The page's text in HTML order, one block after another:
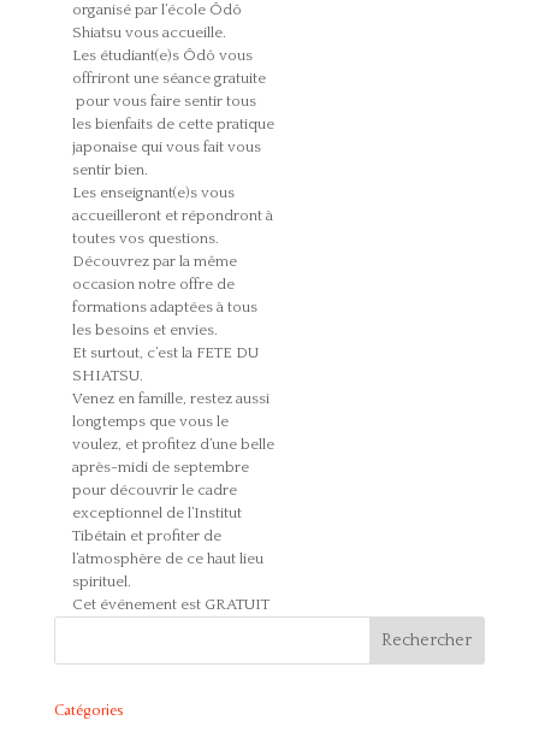
organisé par l’école Ôdô
Shiatsu vous accueille.
Les étudiant(e)s Ôdô vous
offriront une séance gratuite
pour vous faire sentir tous
les bienfaits de cette pratique
japonaise qui vous fait vous
sentir bien.
Les enseignant(e)s vous
accueilleront et répondront à
toutes vos questions.
Découvrez par la même
occasion notre offre de
formations adaptées à tous
les besoins et envies.
Et surtout, c’est la FETE DU
SHIATSU.
Venez en famille, restez aussi
longtemps que vous le
voulez, et profitez d’une belle
après-midi de septembre
pour découvrir le cadre
exceptionnel de l’Institut
Tibétain et profiter de
l’atmosphère de ce haut lieu
spirituel.
Cet événement est GRATUIT
Catégories